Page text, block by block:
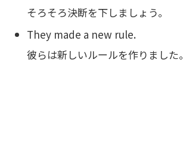
そろそろ決断を下しましょう。
They made a new rule.
彼らは新しいルールを作りました。